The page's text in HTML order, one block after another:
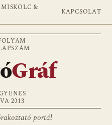
MISKOLC &
KAPCSOLAT
Gráf
2013
portál